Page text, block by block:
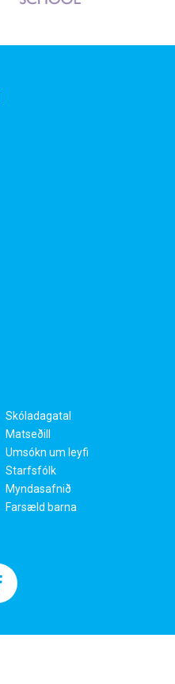
Skóladagatal
Matseðill
Umsókn um leyfi
Starfsfólk
Myndasafnið
Farsæld barna